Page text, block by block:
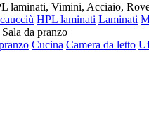
laminati, Vimini, Acciaio,
HPL laminati Laminati
Sala da pranzo
Cucina Camera da letto